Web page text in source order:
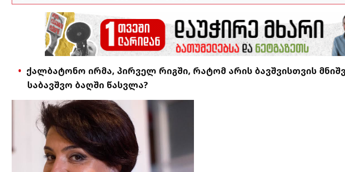
ქალბატონო ირმა, პირველ რიგში, რატომ არის ბავშვისთვის
საბავშვო ბაღში წასვლა?